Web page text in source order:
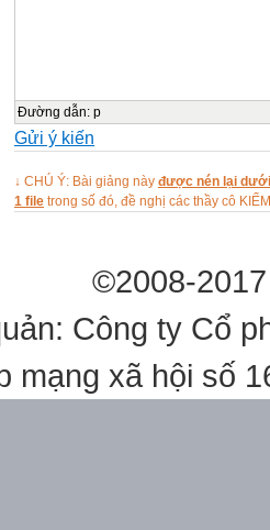
Dạy bài mới:
Giới thiệu vào bài:
Nội dung
Hoạt động của giáo viên
Hoạt động của học sinh
- Chấm 2 điểm và đặt tên là A
..
A B
- Nối 2 điểm A và B lại và giới
thẳng AB.
Đường dẫn: p
Gửi ý kiến
↓ CHÚ Ý: Bài giảng này được nén lại
1 file trong số đó, đề nghị các thầy cô
©2008-
Công ty Cổ
mạng xã hội số